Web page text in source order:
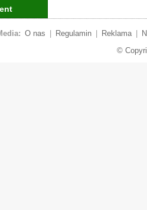
O nas Regulamin Reklama
©